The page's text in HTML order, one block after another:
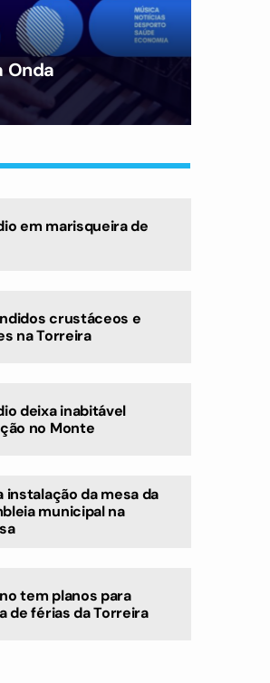
Onda
em marisqueira de
crustáceos e
na Torreira
deixa inabitável
no Monte
instalação da mesa da
municipal na
tem planos para
de férias da Torreira